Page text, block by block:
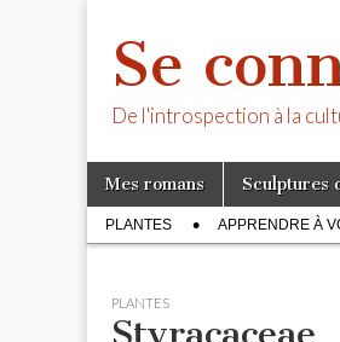
Se
De l'introspection à la
Main
menu
Skip
content
Mes romans Sculptures
Sub
menu
PLANTES APPRENDRE À
PLANTES